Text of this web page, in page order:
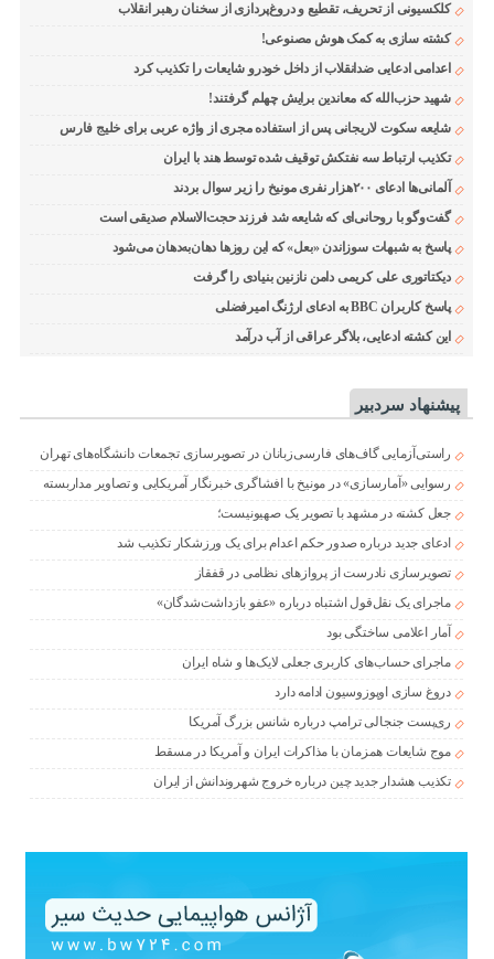
کلکسیونی از تحریف، تقطیع و دروغ‌پردازی از سخنان رهبر انقلاب
کشته سازی به کمک هوش مصنوعی!
اعدامی ادعایی ضدانقلاب از داخل خودرو شایعات را تکذیب کرد
شهید حزب‌الله که معاندین برایش چهلم گرفتند!
شایعه سکوت لاریجانی پس از استفاده مجری از واژه عربی برای خلیج فارس
تکذیب ارتباط سه نفتکش توقیف شده توسط هند با ایران
آلمانی‌ها ادعای ۲۰۰هزار نفری مونیخ را زیر سوال بردند
گفت‌وگو با روحانی‌ای که شایعه شد فرزند حجت‌الاسلام صدیقی است
پاسخ به شبهات سوزاندن «بعل» که این روزها دهان‌به‌دهان می‌شود
دیکتاتوری علی کریمی دامن نازنین بنیادی را گرفت
پاسخ کاربران BBC به ادعای ارژنگ امیرفضلی
این کشته ادعایی، بلاگر عراقی از آب درآمد
پیشنهاد سردبیر
راستی‌آزمایی گاف‌های فارسی‌زبانان در تصویرسازی تجمعات دانشگاه‌های تهران
رسوایی «آمارسازی» در مونیخ با افشاگری خبرنگار آمریکایی و تصاویر مداربسته
جعل کشته در مشهد با تصویر یک صهیونیست؛
ادعای جدید درباره صدور حکم اعدام برای یک ورزشکار تکذیب شد
تصویرسازی نادرست از پروازهای نظامی در قفقاز
ماجرای یک نقل‌قول اشتباه درباره «عفو بازداشت‌شدگان»
آمار اعلامی ساختگی بود
ماجرای حساب‌های کاربری جعلی لایک‌ها و شاه ایران
دروغ سازی اوپوزوسیون ادامه دارد
ری‌پست جنجالی ترامپ درباره شانس بزرگ آمریکا
موج شایعات همزمان با مذاکرات ایران و آمریکا در مسقط
تکذیب هشدار جدید چین درباره خروج شهروندانش از ایران